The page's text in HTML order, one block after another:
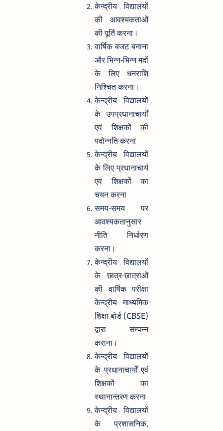
केन्द्रीय विद्यालयों
की आवश्यकताओं
की पूर्ति करना।
वार्षिक बजट बनाना
और भिन्न-भिन्न मदों
के लिए धनराशि
निश्चित करना।
केन्द्रीय विद्यालयों
के उपप्रधानाचार्यों
एवं शिक्षकों की
पदोन्नति करना
केन्द्रीय विद्यालयों
के लिए प्रधानाचार्य
एवं शिक्षकों का
चयन करना
समय-समय पर
आवश्यकतानुसार
नीति निर्धारण
करना।
केन्द्रीय विद्यालयों
के छात्र-छात्राओं
की वार्षिक परीक्षा
केन्द्रीय माध्यमिक
शिक्षा बोर्ड (CBSE)
द्वारा सम्पन्न
कराना।
केन्द्रीय विद्यालयों
के प्रधानाचार्यों एवं
शिक्षकों का
स्थानान्तरण करना
केन्द्रीय विद्यालयों
के प्रशासनिक,